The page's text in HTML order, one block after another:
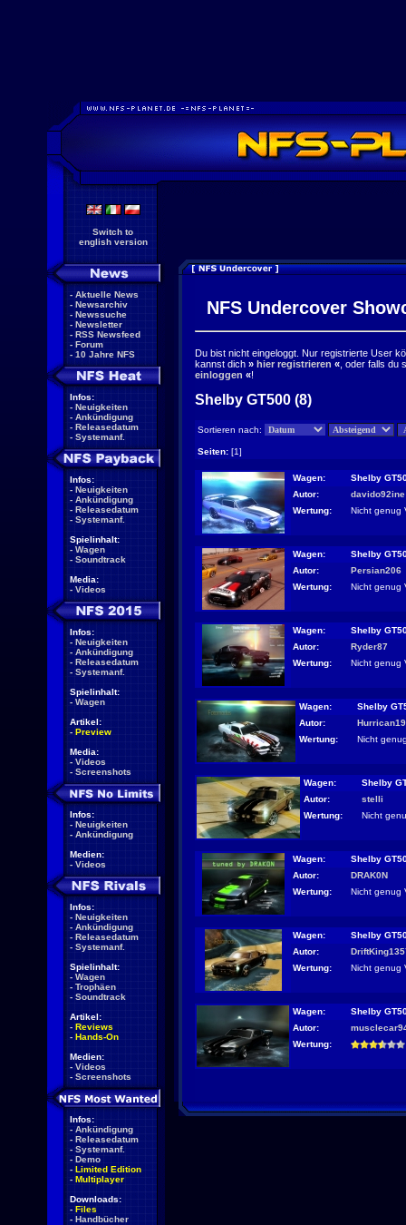
Switch to
english version
- Aktuelle News
- Newsarchiv
- Newssuche
- Newsletter
- RSS Newsfeed
- Forum
- 10 Jahre NFS
Infos:
- Neuigkeiten
- Ankündigung
- Releasedatum
- Systemanf.
Infos:
- Neuigkeiten
- Ankündigung
- Releasedatum
- Systemanf.
Spielinhalt:
- Wagen
- Soundtrack
Media:
- Videos
Infos:
- Neuigkeiten
- Ankündigung
- Releasedatum
- Systemanf.
Spielinhalt:
- Wagen
Artikel:
- Preview
Media:
- Videos
- Screenshots
Infos:
- Neuigkeiten
- Ankündigung
Medien:
- Videos
Infos:
- Neuigkeiten
- Ankündigung
- Releasedatum
- Systemanf.
Spielinhalt:
- Wagen
- Trophäen
- Soundtrack
Artikel:
- Reviews
- Hands-On
Medien:
- Videos
- Screenshots
Infos:
- Ankündigung
- Releasedatum
- Systemanf.
- Demo
- Limited Edition
- Multiplayer
Downloads:
- Files
- Handbücher
NFS Undercover
Du bist nicht eingeloggt. Nur registrierte User
kannst dich » hier registrieren « , oder falls
einloggen «!
Shelby GT500 (8)
Sortieren nach:
Seiten: [1]
Wagen:
Shelby
Autor:
davido92ine
Wertung:
Nicht genug
Wagen:
Shelby
Autor:
Persian206
Wertung:
Nicht genug
Wagen:
Shelby
Autor:
Ryder87
Wertung:
Nicht genug
Wagen:
Shelby
Autor:
Wertung:
Nicht
Wagen:
Shelby
Autor:
stelli
Wertung:
Nicht
Wagen:
Shelby
Autor:
DRAK0N
Wertung:
Nicht genug
Wagen:
Shelby
Autor:
Wertung:
Nicht genug
Wagen:
Shelby
Autor:
Wertung: